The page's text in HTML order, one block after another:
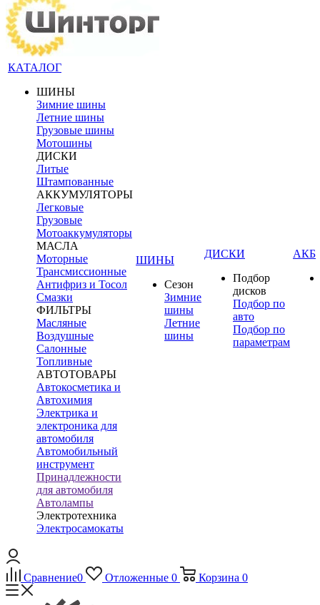
КАТАЛОГ
ШИНЫ
Зимние шины
Летние шины
Грузовые шины
Мотошины
ДИСКИ
Литые
Штампованные
АККУМУЛЯТОРЫ
Легковые
Грузовые
Мотоаккумуляторы
МАСЛА
Моторные
Трансмиссионные
Антифриз и Тосол
Смазки
ФИЛЬТРЫ
Масляные
Воздушные
Салонные
Топливные
АВТОТОВАРЫ
Автокосметика и
Автохимия
Электрика и
электроника для
автомобиля
Автомобильный
инструмент
Принадлежности
для автомобиля
Автолампы
Электротехника
Электросамокаты
ШИНЫ
Сезон
Зимние
шины
Летние
шины
ДИСКИ
Подбор
дисков
Подбор по
авто
Подбор по
параметрам
АКБ
Сравнение0 Отложенные 0 Корзина 0